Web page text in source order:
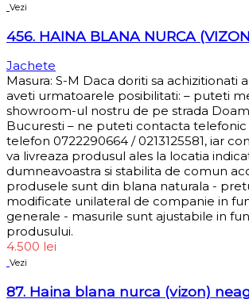
Vezi
456. HAINA BLANA NURCA
Jachete
Masura: S-M Daca doriti sa achizitionati
aveti urmatoarele posibilitati: – puteti
showroom-ul nostru de pe strada
Bucuresti – ne puteti contacta
telefon 0722290664 / 0213125581, iar
va livreaza produsul ales la locatia
dumneavoastra si stabilita de comun
produsele sunt din blana naturala -
modificate unilateral de companie in
generale - masurile sunt ajustabile in
produsului.
4.500 lei
Vezi
87. Haina blana nurca (vizon)